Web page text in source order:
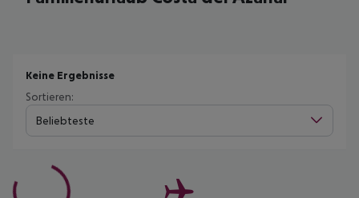
Keine Ergebnisse
Sortieren:
Beliebteste